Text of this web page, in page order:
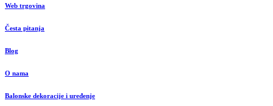
Web trgovina
Česta pitanja
Blog
O nama
Balonske dekoracije i uređenje